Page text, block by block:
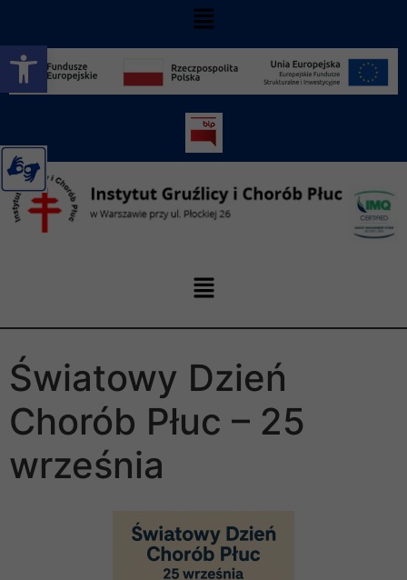
Otwórz pasek narzędzi
Światowy Dzień
Chorób Płuc – 25
września